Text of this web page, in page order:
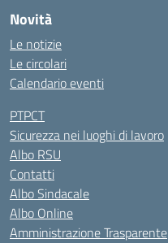
Novità
Le notizie
Le circolari
Calendario eventi
PTPCT
Sicurezza nei luoghi di lavoro
Albo RSU
Contatti
Albo Sindacale
Albo Online
Amministrazione Trasparente